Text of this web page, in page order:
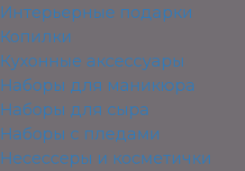
Интерьерные подарки
Копилки
Кухонные аксессуары
Наборы для маникюра
Наборы для сыра
Наборы с пледами
Несессеры и косметички